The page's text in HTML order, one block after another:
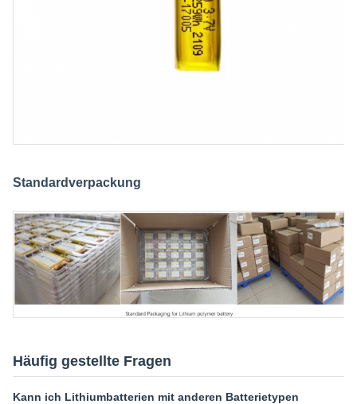
Standardverpackung
Häufig gestellte Fragen
Kann ich Lithiumbatterien mit anderen Batterietypen